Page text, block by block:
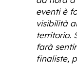
eventi è
visibilità
territorio.
farà
finaliste,